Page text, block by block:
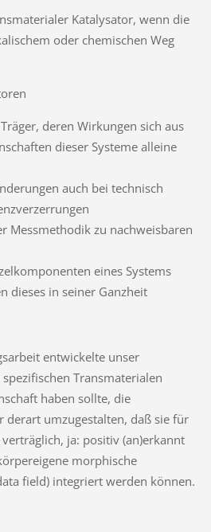
Katalysator, wenn die
oder chemischen Weg
deren Wirkungen sich aus
dieser Systeme alleine
auch bei technisch
Messmethodik zu nachweisbaren
eines Systems
dieses in seiner Ganzheit
entwickelte unser
Transmaterialen
haben sollte, die
derart umzugestalten, daß sie für
ja: positiv (an)erkannt
morphische
field) integriert werden können.